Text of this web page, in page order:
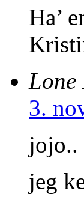
Ha’
Lone
3.
jojo..
jeg